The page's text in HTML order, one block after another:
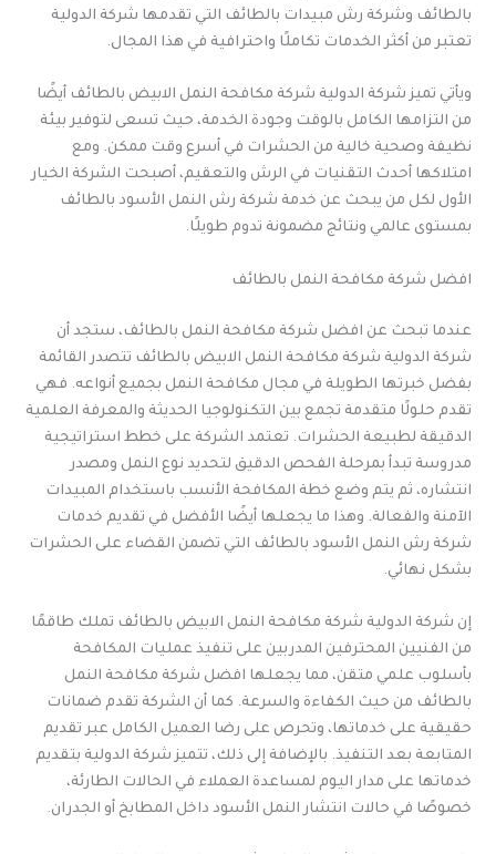
بالطائف وشركة رش مبيدات بالطائف التي تقدمها شركة الدولية
تعتبر من أكثر الخدمات تكاملًا واحترافية في هذا المجال.
ويأتي تميز شركة الدولية شركة مكافحة النمل الابيض بالطائف أيضًا
من التزامها الكامل بالوقت وجودة الخدمة، حيث تسعى لتوفير بيئة
نظيفة وصحية خالية من الحشرات في أسرع وقت ممكن. ومع
امتلاكها أحدث التقنيات في الرش والتعقيم، أصبحت الشركة الخيار
الأول لكل من يبحث عن خدمة شركة رش النمل الأسود بالطائف
بمستوى عالمي ونتائج مضمونة تدوم طويلًا.
افضل شركة مكافحة النمل بالطائف
عندما تبحث عن افضل شركة مكافحة النمل بالطائف، ستجد أن
شركة الدولية شركة مكافحة النمل الابيض بالطائف تتصدر القائمة
بفضل خبرتها الطويلة في مجال مكافحة النمل بجميع أنواعه. فهي
تقدم حلولًا متقدمة تجمع بين التكنولوجيا الحديثة والمعرفة العلمية
الدقيقة لطبيعة الحشرات. تعتمد الشركة على خطط استراتيجية
مدروسة تبدأ بمرحلة الفحص الدقيق لتحديد نوع النمل ومصدر
انتشاره، ثم يتم وضع خطة المكافحة الأنسب باستخدام المبيدات
الآمنة والفعالة. وهذا ما يجعلها أيضًا الأفضل في تقديم خدمات
شركة رش النمل الأسود بالطائف التي تضمن القضاء على الحشرات
بشكل نهائي.
إن شركة الدولية شركة مكافحة النمل الابيض بالطائف تملك طاقمًا
من الفنيين المحترفين المدربين على تنفيذ عمليات المكافحة
بأسلوب علمي متقن، مما يجعلها افضل شركة مكافحة النمل
بالطائف من حيث الكفاءة والسرعة. كما أن الشركة تقدم ضمانات
حقيقية على خدماتها، وتحرص على رضا العميل الكامل عبر تقديم
المتابعة بعد التنفيذ. بالإضافة إلى ذلك، تتميز شركة الدولية بتقديم
خدماتها على مدار اليوم لمساعدة العملاء في الحالات الطارئة،
خصوصًا في حالات انتشار النمل الأسود داخل المطابخ أو الجدران.